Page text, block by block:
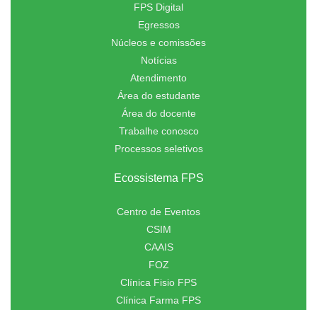
FPS Digital
Egressos
Núcleos e comissões
Notícias
Atendimento
Área do estudante
Área do docente
Trabalhe conosco
Processos seletivos
Ecossistema FPS
Centro de Eventos
CSIM
CAAIS
FOZ
Clínica Fisio FPS
Clínica Farma FPS